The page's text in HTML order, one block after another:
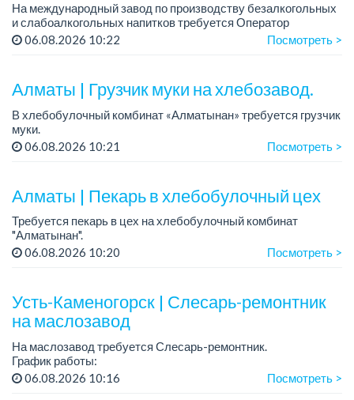
На международный завод по производству безалкогольных
и слабоалкогольных напитков требуется Оператор
упаковочной машины баночной линии.
06.08.2026 10:22 Посмотреть >
Алматы | Грузчик муки на хлебозавод.
В хлебобулочный комбинат «Алматынан» требуется грузчик
муки.
График работы: 5/2, с 09.00 до 18.00.
06.08.2026 10:21 Посмотреть >
Алматы | Пекарь в хлебобулочный цех
Требуется пекарь в цех на хлебобулочный комбинат
"Алматынан".
Требования: начальное или среднее специальное
Зарплата: до 220 000 тенге в меся...
06.08.2026 10:20 Посмотреть >
Усть-Каменогорск | Слесарь-ремонтник
на маслозавод
На маслозавод требуется Слесарь-ремонтник.
График работы:
- 5/2, с 08 до 17 час либо
06.08.2026 10:16 Посмотреть >